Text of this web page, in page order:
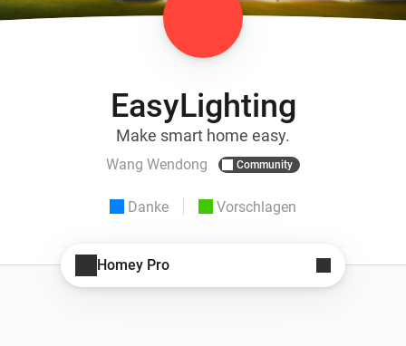
EasyLighting
Make smart home easy.
Wang Wendong Community
Danke Vorschlagen
Homey Pro